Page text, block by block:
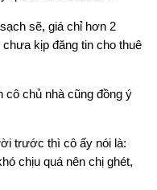
sẽ, giá chỉ hơn 2
kịp đăng tin cho thuê
chủ nhà cũng đồng ý
trước thì cô ấy nói là:
chịu quá nên chị ghét,